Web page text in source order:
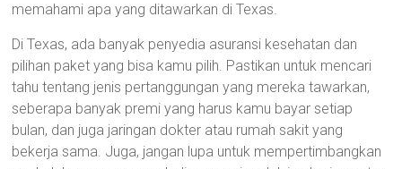
memahami apa yang ditawarkan di Texas.
Di Texas, ada banyak penyedia asuransi kesehatan dan
pilihan paket yang bisa kamu pilih. Pastikan untuk mencari
tahu tentang jenis pertanggungan yang mereka tawarkan,
seberapa banyak premi yang harus kamu bayar setiap
bulan, dan juga jaringan dokter atau rumah sakit yang
bekerja sama. Juga, jangan lupa untuk mempertimbangkan